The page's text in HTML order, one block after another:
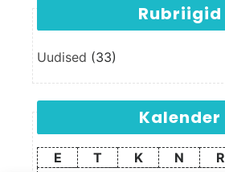
Rubriigid
Uudised (33)
Kalender
E T K N R